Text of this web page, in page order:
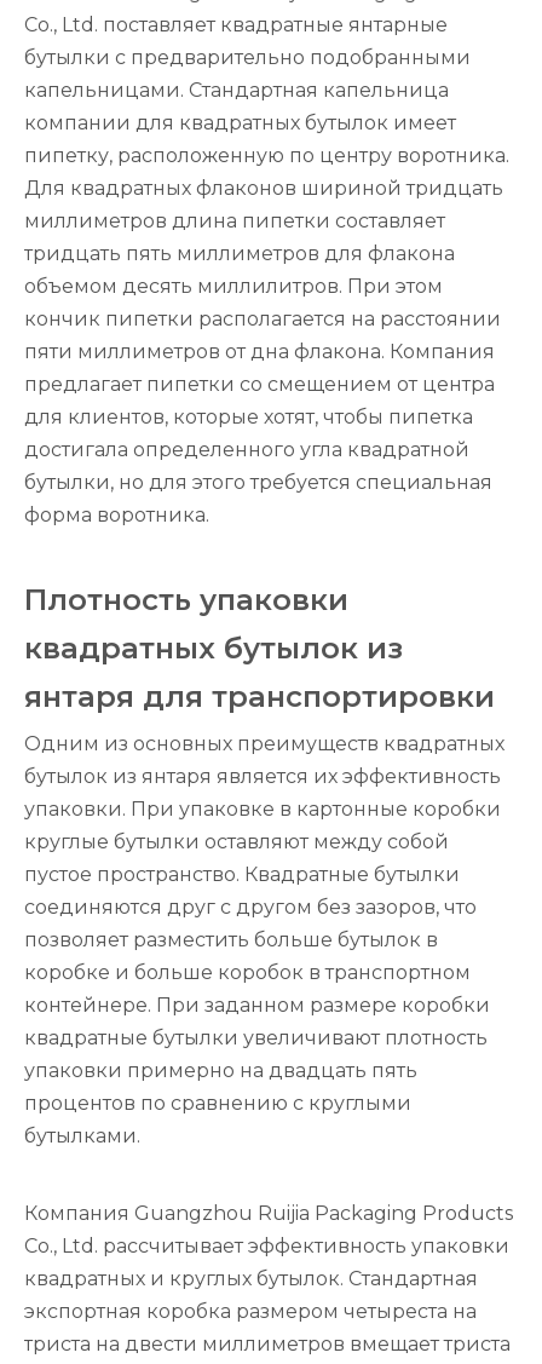
Co., Ltd. поставляет квадратные янтарные
бутылки с предварительно подобранными
капельницами. Стандартная капельница
компании для квадратных бутылок имеет
пипетку, расположенную по центру воротника.
Для квадратных флаконов шириной тридцать
миллиметров длина пипетки составляет
тридцать пять миллиметров для флакона
объемом десять миллилитров. При этом
кончик пипетки располагается на расстоянии
пяти миллиметров от дна флакона. Компания
предлагает пипетки со смещением от центра
для клиентов, которые хотят, чтобы пипетка
достигала определенного угла квадратной
бутылки, но для этого требуется специальная
форма воротника.
Плотность упаковки
квадратных бутылок из
янтаря для транспортировки
Одним из основных преимуществ квадратных
бутылок из янтаря является их эффективность
упаковки. При упаковке в картонные коробки
круглые бутылки оставляют между собой
пустое пространство. Квадратные бутылки
соединяются друг с другом без зазоров, что
позволяет разместить больше бутылок в
коробке и больше коробок в транспортном
контейнере. При заданном размере коробки
квадратные бутылки увеличивают плотность
упаковки примерно на двадцать пять
процентов по сравнению с круглыми
бутылками.
Компания Guangzhou Ruijia Packaging Products
Co., Ltd. рассчитывает эффективность упаковки
квадратных и круглых бутылок. Стандартная
экспортная коробка размером четыреста на
триста на двести миллиметров вмещает триста